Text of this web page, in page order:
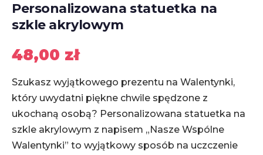
Personalizowana statuetka na
szkle akrylowym
48,00 zł
Szukasz wyjątkowego prezentu na Walentynki,
który uwydatni piękne chwile spędzone z
ukochaną osobą? Personalizowana statuetka na
szkle akrylowym z napisem „Nasze Wspólne
Walentynki” to wyjątkowy sposób na uczczenie